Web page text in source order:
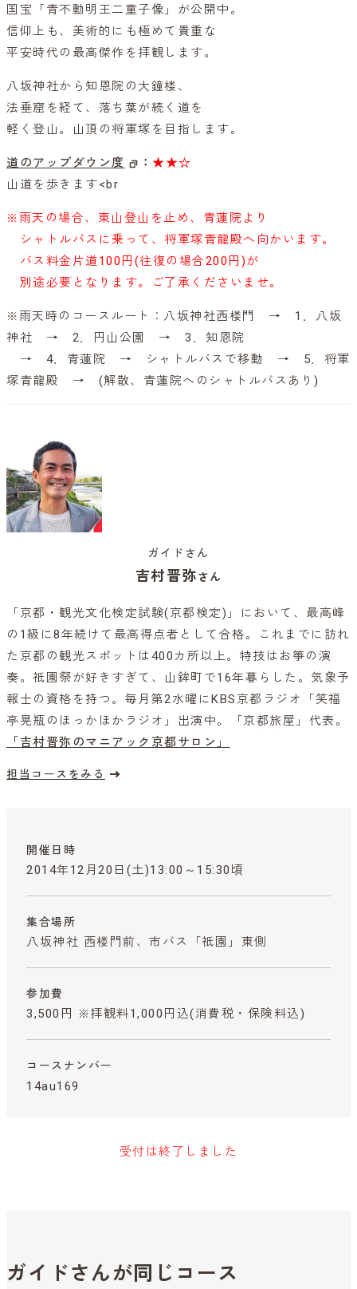
国宝「青不動明王二童子像」が公開中。
信仰上も、美術的にも極めて貴重な
平安時代の最高傑作を拝観します。
八坂神社から知恩院の大鐘楼、
法垂窟を経て、落ち葉が続く道を
軽く登山。山頂の将軍塚を目指します。
道のアップダウン度 ： ★★☆
山道を歩きます<br
※雨天の場合、東山登山を止め、青蓮院より
シャトルバスに乗って、将軍塚青龍殿へ向かいます。
バス料金片道100円(往復の場合200円)が
別途必要となります。ご了承くださいませ。
※雨天時のコースルート：八坂神社西楼門 → 1．八坂
神社 → 2．円山公園 → 3．知恩院
→ 4．青蓮院 → シャトルバスで移動 → 5．将軍
塚青龍殿 → (解散、青蓮院へのシャトルバスあり)
ガイドさん
吉村晋弥さん
「京都・観光文化検定試験(京都検定)」において、最高峰
の1級に8年続けて最高得点者として合格。これまでに訪れ
た京都の観光スポットは400カ所以上。特技はお箏の演
奏。祇園祭が好きすぎて、山鉾町で16年暮らした。気象予
報士の資格を持つ。毎月第2水曜にKBS京都ラジオ「笑福
亭晃瓶のほっかほかラジオ」出演中。「京都旅屋」代表。
「吉村晋弥のマニアック京都サロン」
担当コースをみる
開催日時
2014年12月20日(土)13:00～15:30頃
集合場所
八坂神社 西楼門前、市バス「祇園」東側
参加費
3,500円 ※拝観料1,000円込(消費税・保険料込)
コースナンバー
14au169
受付は終了しました
ガイドさんが同じコース